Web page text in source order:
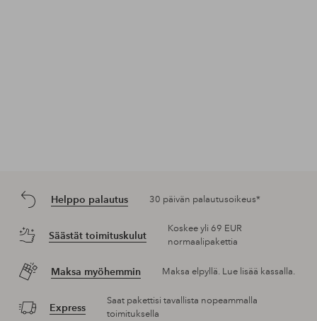
Helppo palautus 30 päivän palautusoikeus*
Säästät toimituskulut
Koskee yli 69 EUR
normaalipakettia
Maksa myöhemmin Maksa elpyllä. Lue lisää kassalla.
Express
Saat pakettisi tavallista nopeammalla
toimituksella